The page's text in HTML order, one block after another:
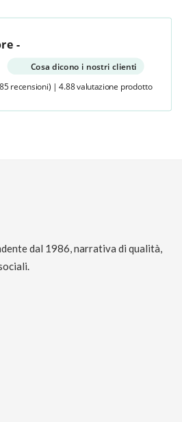
-
Cosa dicono i nostri clienti
recensioni) | 4.88 valutazione prodotto
dal 1986, narrativa di qualità,